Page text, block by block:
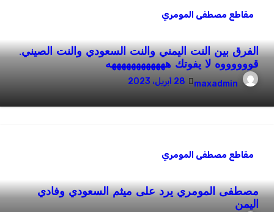
مقاطع مصطفى المومري
الفرق بين النت اليمني والنت السعودي والنت الصيني.
قووووووه لا يفوتك ههههههههههههه
maxadmin 28 أبريل، 2023
مقاطع مصطفى المومري
مصطفى المومري يرد على ميثم السعودي وفادي
اليمن